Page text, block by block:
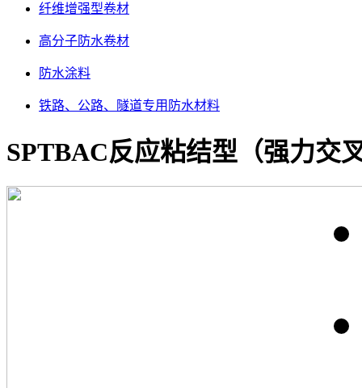
纤维增强型卷材
高分子防水卷材
防水涂料
铁路、公路、隧道专用防水材料
SPTBAC反应粘结型（强力交